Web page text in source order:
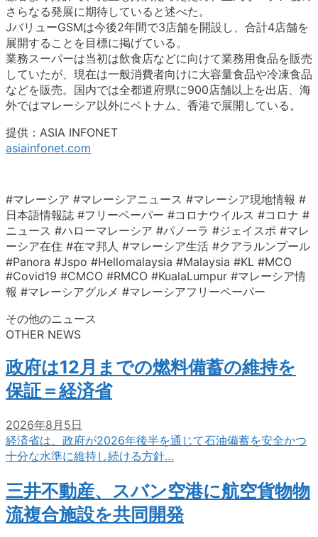
さらなる発展に期待していると述べた。
JバリューGSMは今後2年間で3店舗を開設し、合計4店舗を
展開することを目標に掲げている。
業務スーパーは当初は飲食店などに向けて業務用食品を販売
していたが、現在は一般消費者向けに大容量食品や冷凍食品
などを販売。国内では全都道府県に900店舗以上を出店、海
外ではマレーシア以外にベトナム、香港で展開している。
提供：ASIA INFONET
asiainfonet.com
#マレーシア #マレーシアニュース #マレーシア現地情報 #
日本語情報誌 #フリーペーパー #コロナウイルス #コロナ #
ニュース #ハローマレーシア #パノーラ #ジェイスポ #マレ
ーシア在住 #在マ邦人 #マレーシア生活 #クアラルンプール
#Panora #Jspo #Hellomalaysia #Malaysia #KL #MCO
#Covid19 #CMCO #RMCO #KualaLumpur #マレーシア情
報 #マレーシアグルメ #マレーシアフリーペーパー
その他のニュース
OTHER NEWS
政府は12月までの燃料備蓄の維持を
保証＝経済省
2026年8月5日
経済省は、政府が2026年後半を通じて石油備蓄を安全かつ
十分な水準に維持し続ける方針…
三井不動産、スバン空港に航空貨物物
流複合施設を共同開発